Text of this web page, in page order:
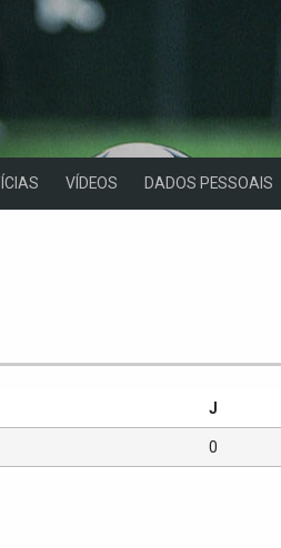
VÍDEOS DADOS PESSOAIS
J
0